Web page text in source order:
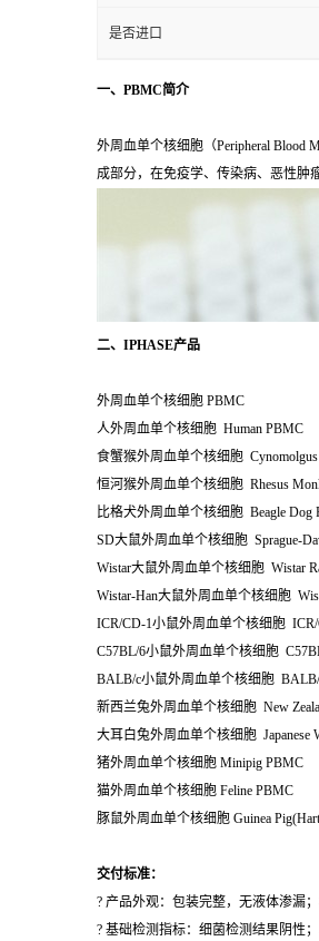
是否进口
一、PBMC简介
外周血单个核细胞（Peripheral Blood
成部分，在免疫学、传染病、恶性肿
二、IPHASE产品
外周血单个核细胞 PBMC
人外周血单个核细胞 Human PBMC
食蟹猴外周血单个核细胞
恒河猴外周血单个核细胞 Rhesus
比格犬外周血单个核细胞 Beagle Dog
SD大鼠外周血单个核细胞 Sprague-
Wistar大鼠外周血单个核细胞 Wistar
Wistar-Han大鼠外周血单个核细胞
ICR/CD-1小鼠外周血单个核细胞
C57BL/6小鼠外周血单个核细胞
BALB/c小鼠外周血单个核细胞
新西兰兔外周血单个核细胞 New
大耳白兔外周血单个核细胞 Japanese
猪外周血单个核细胞 Minipig PBMC
猫外周血单个核细胞 Feline PBMC
豚鼠外周血单个核细胞 Guinea
交付标准：
? 产品外观：包装完整，无液体渗漏
? 基础检测指标：细菌检测结果阴性